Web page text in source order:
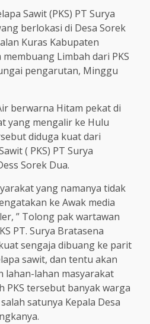
Sawit (PKS) PT Surya
berlokasi di Desa Sorek
Kuras Kabupaten
Limbah dari PKS
pengarutan, Minggu
berwarna Hitam pekat di
yang mengalir ke Hulu
diduga kuat dari
( PKS) PT Surya
Sorek Dua.
yang namanya tidak
ke Awak media
” Tolong pak wartawan
PT. Surya Bratasena
sengaja dibuang ke parit
sawit, dan tentu akan
lahan-lahan masyarakat
PKS tersebut banyak warga
satunya Kepala Desa